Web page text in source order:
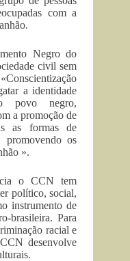
com a
Negro do
civil sem
a identidade
povo negro,
a promoção de
as formas de
promovendo os
».
o CCN tem
político, social,
instrumento de
brasileira. Para
racial e
desenvolve